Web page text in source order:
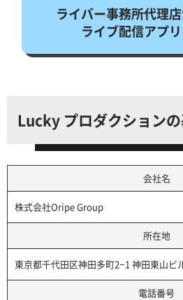
ライバー事務所代理
ライブ配信アプ
Lucky プロダクション
会社名
株式会社Oripe Group
所在地
東京都千代田区神田多町2−1 神田東山ビ
電話番号